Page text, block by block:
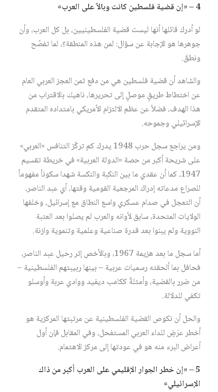
4 – «إن قضية فلسطين كانت وبالاً على العرب»
لو أدرك قائلها أنها ليست قضية الفلسطينيين، بل كل العرب، وأن
جوهرها هو الإجابة عن سؤال: لمن هذه المنطقة؟، لما تفصّح
ونطقَ.
والشاهد أن قضية فلسطين هي من دفع ثمن العجز العربي العام
عن اختطاط طريقٍ موصلٍ إلى تحريرها، ناهيك بالاقتراب من
هذا الهدف، فضلاً عن عظم الالتزام الأمريكي بامتداده المتقدم
الإسرائيلي وجموحه.
ومن يراجع سجل حرب 1948 يدرك كم تركّز التنافس «العربي»
على شريحة أكبر من حصة «الدولة العربية» في خريطة تقسيم
1947، كما أن عقدي ما بين النكبة والنكسة شهدا سكوناً مفهوماً
للصراع مدعاته إدراك المرجعية القومية وقتها، أي عبد الناصر،
أن التعجل في صدام عسكري واسع النطاق مع إسرائيل، وخلفها
الولايات المتحدة، سابق لأوانه والعرب لم يصلوا بعد العتبة
النووية ولم يبنوا بعد قدرة صناعية وعلمية وتنموية وازنة.
أما سجل ما بعد هزيمة 1967، وبالأخص إثر رحيل عبد الناصر،
فحافل بما ألحقته رسميات عربية – بينها ربيبتهم الفلسطينية –
من ضرر بالقضية، وأمثلةٌ ككامب ديفيد ووادي عربة وأوسلو
تكفي للدلالة.
والحل أن نكوص القضية الفلسطينية عن مرتبتها المركزية هو
أخطر عرَضٍ للداء العربي المستفحل، وفي المقابل فإن أول
أعراض البرء منه هو في عودتها إلى مركز الاهتمام.
5 – «إن خطر الجوار الإقليمي على العرب أكبر من ذاك
الإسرائيلي»